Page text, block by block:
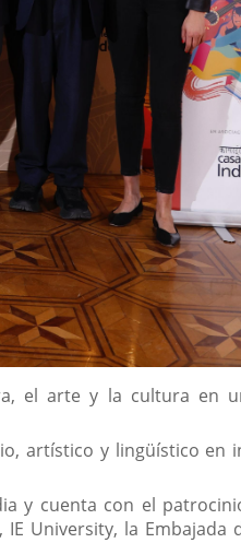
el arte y la cultura en
artístico y lingüístico en
y cuenta con el
University, la Embajada